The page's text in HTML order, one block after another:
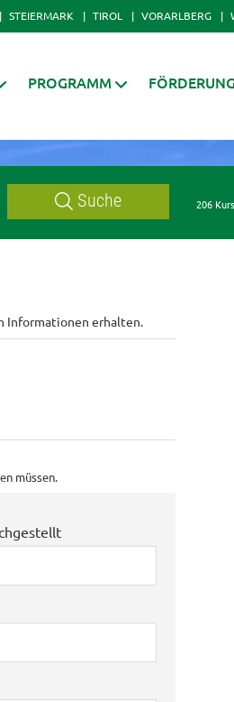
STEIERMARK TIROL VORARLBERG
PROGRAMM
Suche 206
Informationen erhalten.
müssen.